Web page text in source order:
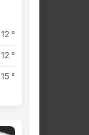
12 °
12 °
15 °